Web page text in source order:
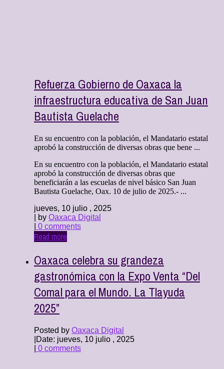
Refuerza Gobierno de Oaxaca la
infraestructura educativa de San Juan
Bautista Guelache
En su encuentro con la población, el Mandatario estatal
aprobó la construcción de diversas obras que bene ...
En su encuentro con la población, el Mandatario estatal
aprobó la construcción de diversas obras que
beneficiarán a las escuelas de nivel básico San Juan
Bautista Guelache, Oax. 10 de julio de 2025.- ...
jueves, 10 julio , 2025
| by Oaxaca Digital
0 comments
Read more
Oaxaca celebra su grandeza
gastronómica con la Expo Venta “Del
Comal para el Mundo. La Tlayuda
2025”
Posted by Oaxaca Digital
Date: jueves, 10 julio , 2025
0 comments